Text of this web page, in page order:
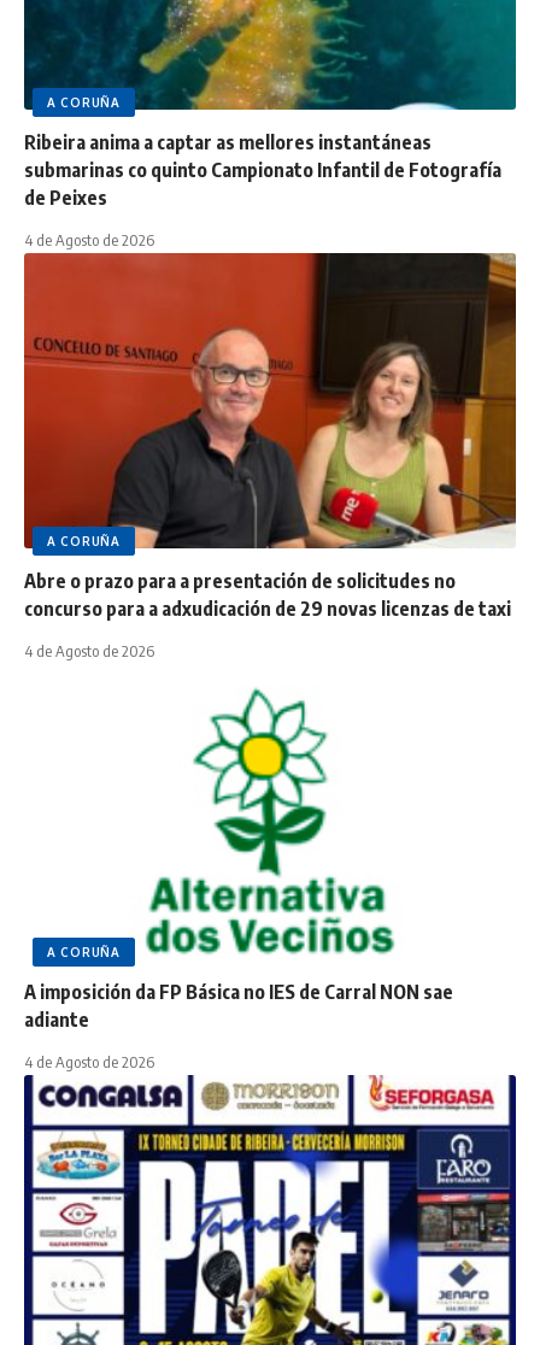
A CORUÑA
Ribeira anima a captar as mellores instantáneas
submarinas co quinto Campionato Infantil de Fotografía
de Peixes
4 de Agosto de 2026
A CORUÑA
Abre o prazo para a presentación de solicitudes no
concurso para a adxudicación de 29 novas licenzas de taxi
4 de Agosto de 2026
A CORUÑA
A imposición da FP Básica no IES de Carral NON sae
adiante
4 de Agosto de 2026